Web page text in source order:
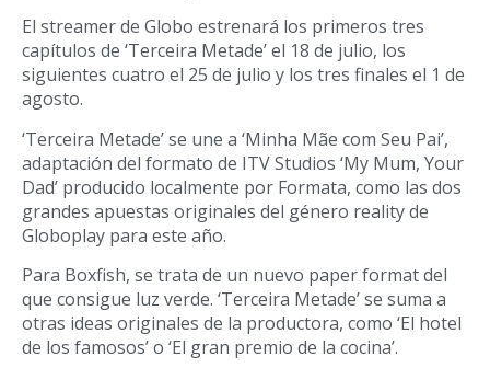
El streamer de Globo estrenará los primeros tres
capítulos de ‘Terceira Metade’ el 18 de julio, los
siguientes cuatro el 25 de julio y los tres finales el 1 de
agosto.
‘Terceira Metade’ se une a ‘Minha Mãe com Seu Pai’,
adaptación del formato de ITV Studios ‘My Mum, Your
Dad’ producido localmente por Formata, como las dos
grandes apuestas originales del género reality de
Globoplay para este año.
Para Boxfish, se trata de un nuevo paper format del
que consigue luz verde. ‘Terceira Metade’ se suma a
otras ideas originales de la productora, como ‘El hotel
de los famosos’ o ‘El gran premio de la cocina’.